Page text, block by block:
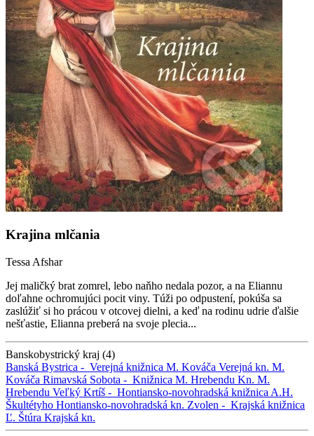
Krajina mlčania
Tessa Afshar
Jej maličký brat zomrel, lebo naňho nedala pozor, a na Eliannu
doľahne ochromujúci pocit viny. Túži po odpustení, pokúša sa
zaslúžiť si ho prácou v otcovej dielni, a keď na rodinu udrie ďalšie
nešťastie, Elianna preberá na svoje plecia...
Banskobystrický kraj (4)
Banská Bystrica - Verejná knižnica M. Kováča Verejná kn. M.
Kováča Rimavská Sobota - Knižnica M. Hrebendu Kn. M.
Hrebendu Veľký Krtíš - Hontiansko-novohradská knižnica A.H.
Škultétyho Hontiansko-novohradská kn. Zvolen - Krajská knižnica
Ľ. Štúra Krajská kn.